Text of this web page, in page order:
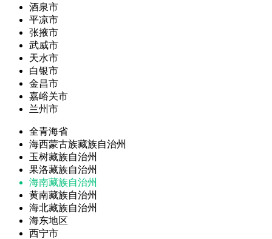
酒泉市
平凉市
张掖市
武威市
天水市
白银市
金昌市
嘉峪关市
兰州市
全青海省
海西蒙古族藏族自治州
玉树藏族自治州
果洛藏族自治州
海南藏族自治州
黄南藏族自治州
海北藏族自治州
海东地区
西宁市